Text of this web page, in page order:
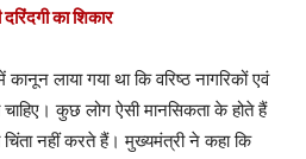
का शिकार
लाया गया था कि वरिष्ठ नागरिकों एवं
चाहिए। कुछ लोग ऐसी मानसिकता के होते हैं
चिंता नहीं करते हैं। मुख्यमंत्री ने कहा कि